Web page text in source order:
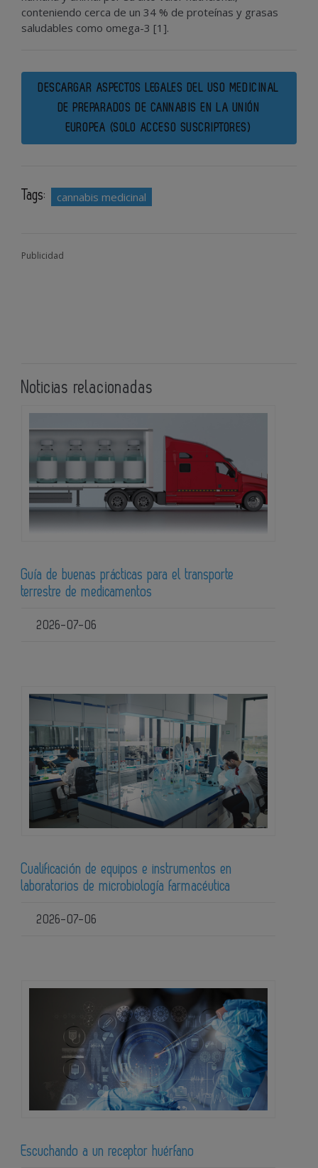
conteniendo cerca de un 34 % de proteínas y grasas
saludables como omega-3 [1].
DESCARGAR ASPECTOS LEGALES DEL USO MEDICINAL
DE PREPARADOS DE CANNABIS EN LA UNIÓN
EUROPEA (SOLO ACCESO SUSCRIPTORES)
Tags: cannabis medicinal
Publicidad
Noticias relacionadas
Guía de buenas prácticas para el transporte
terrestre de medicamentos
2026-07-06
Cualificación de equipos e instrumentos en
laboratorios de microbiología farmacéutica
2026-07-06
Escuchando a un receptor huérfano